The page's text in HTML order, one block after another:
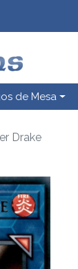
de Mesa
Drake